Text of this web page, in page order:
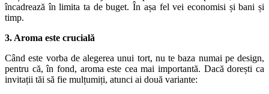
încadrează în limita ta de buget. În așa fel vei economisi și bani și
timp.
3. Aroma este crucială
Când este vorba de alegerea unui tort, nu te baza numai pe design,
pentru că, în fond, aroma este cea mai importantă. Dacă dorești ca
invitații tăi să fie mulțumiți, atunci ai două variante: